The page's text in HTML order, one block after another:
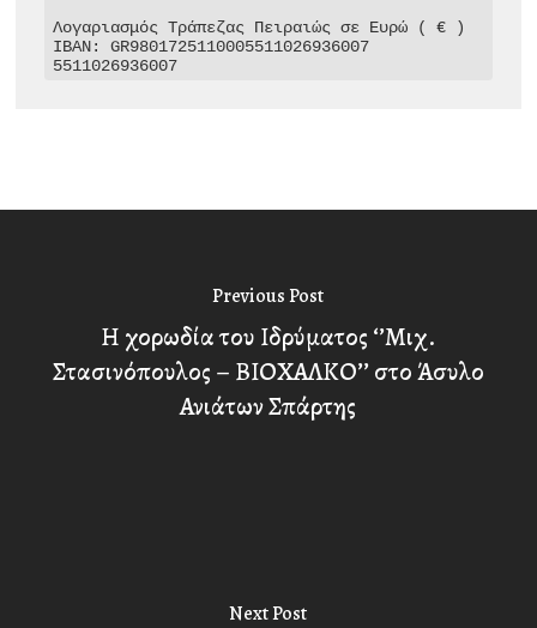
Λογαριασμός Τράπεζας Πειραιώς σε Ευρώ ( € )
IBAN: GR9801725110005511026936007
5511026936007
Previous Post
Η χορωδία του Ιδρύματος ‘’Μιχ.
Στασινόπουλος – ΒΙΟΧΑΛΚΟ’’ στο Άσυλο
Ανιάτων Σπάρτης
Next Post